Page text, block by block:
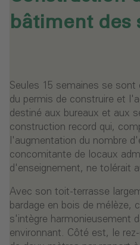
bâtiment des
Seules 15 semaines se
du permis de construire et
destiné aux bureaux et aux
construction record qui,
l'augmentation du nombre
concomitante de locaux
d'enseignement, ne tolérait
Avec son toit-terrasse
bardage en bois de mélèze,
s'intègre harmonieusement
environnant. Côté est, le